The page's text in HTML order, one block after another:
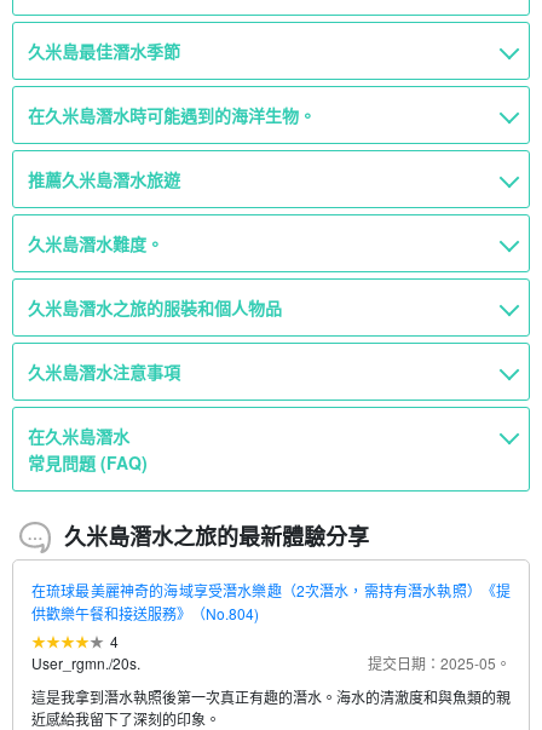
久米島最佳潛水季節
在久米島潛水時可能遇到的海洋生物。
推薦久米島潛水旅遊
久米島潛水難度。
久米島潛水之旅的服裝和個人物品
久米島潛水注意事項
在久米島潛水
常見問題 (FAQ)
久米島潛水之旅的最新體驗分享
在琉球最美麗神奇的海域享受潛水樂趣（2次潛水，需持有潛水執照）《提
供歡樂午餐和接送服務》（No.804)
4
User_rgmn./20s.
提交日期：2025-05。
這是我拿到潛水執照後第一次真正有趣的潛水。海水的清澈度和與魚類的親
近感給我留下了深刻的印象。